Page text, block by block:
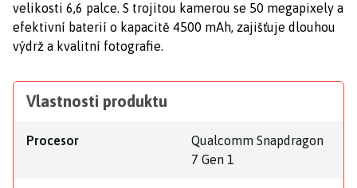
velikosti 6,6 palce. S trojitou kamerou se 50 megapixely a
efektivní baterií o kapacitě 4500 mAh, zajišťuje dlouhou
výdrž a kvalitní fotografie.
Vlastnosti produktu
Procesor
Qualcomm Snapdragon
7 Gen 1